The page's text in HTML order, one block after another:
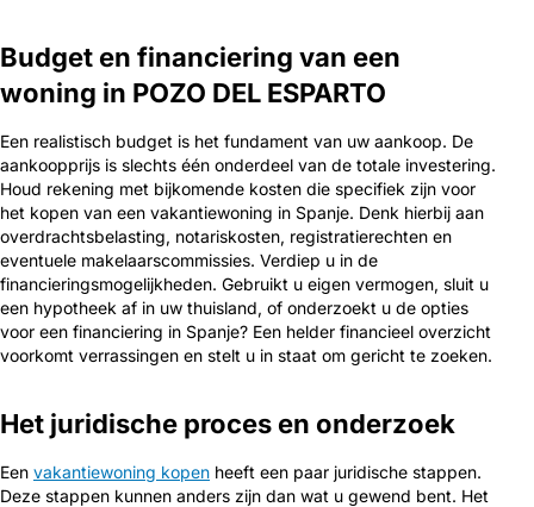
Budget en financiering van een
woning in POZO DEL ESPARTO
Een realistisch budget is het fundament van uw aankoop. De
aankoopprijs is slechts één onderdeel van de totale investering.
Houd rekening met bijkomende kosten die specifiek zijn voor
het kopen van een vakantiewoning in Spanje. Denk hierbij aan
overdrachtsbelasting, notariskosten, registratierechten en
eventuele makelaarscommissies. Verdiep u in de
financieringsmogelijkheden. Gebruikt u eigen vermogen, sluit u
een hypotheek af in uw thuisland, of onderzoekt u de opties
voor een financiering in Spanje? Een helder financieel overzicht
voorkomt verrassingen en stelt u in staat om gericht te zoeken.
Het juridische proces en onderzoek
Een vakantiewoning kopen heeft een paar juridische stappen.
Deze stappen kunnen anders zijn dan wat u gewend bent. Het